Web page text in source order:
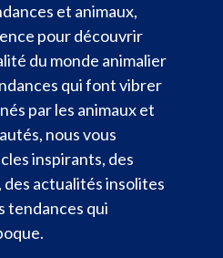
et animaux,
pour découvrir
du monde animalier
qui font vibrer
par les animaux et
nous vous
inspirants, des
actualités insolites
tendances qui